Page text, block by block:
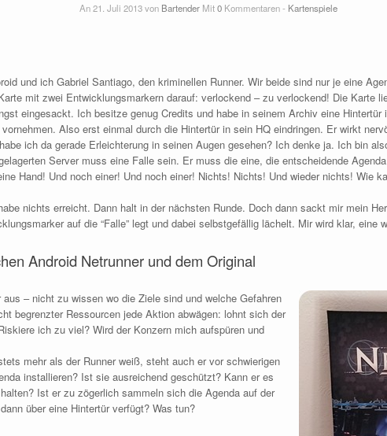
An 21. Juli 2013 von Bartender Mit0 Kommentaren - Kartenspiele
und ich Gabriel Santiago, den kriminellen Runner. Wir beide sind nur je eine
mit zwei Entwicklungsmarkern darauf: verlockend – zu verlockend! Die Karte
eingesackt. Ich besitze genug Credits und habe in seinem Archiv eine Hintertür
Also erst einmal durch die Hintertür in sein HQ eindringen. Er wirkt
ich da gerade Erleichterung in seinen Augen gesehen? Ich denke ja. Ich bin
Server muss eine Falle sein. Er muss die eine, die entscheidende
Hand! Und noch einer! Und noch einer! Nichts! Nichts! Und wieder nichts! Wie
nichts erreicht. Dann halt in der nächsten Runde. Doch dann sackt mir mein
auf die “Falle” legt und dabei selbstgefällig lächelt. Mir wird klar, eine
Android Netrunner und dem Original
– nicht zu wissen wo die Ziele sind und welche Gefahren
begrenzter Ressourcen jede Aktion abwägen: lohnt sich der
ich zu viel? Wird der Konzern mich aufspüren und
mehr als der Runner weiß, steht auch er vor schwierigen
installieren? Ist sie ausreichend geschützt? Kann er es
Ist er zu zögerlich sammeln sich die Agenda auf der
über eine Hintertür verfügt? Was tun?